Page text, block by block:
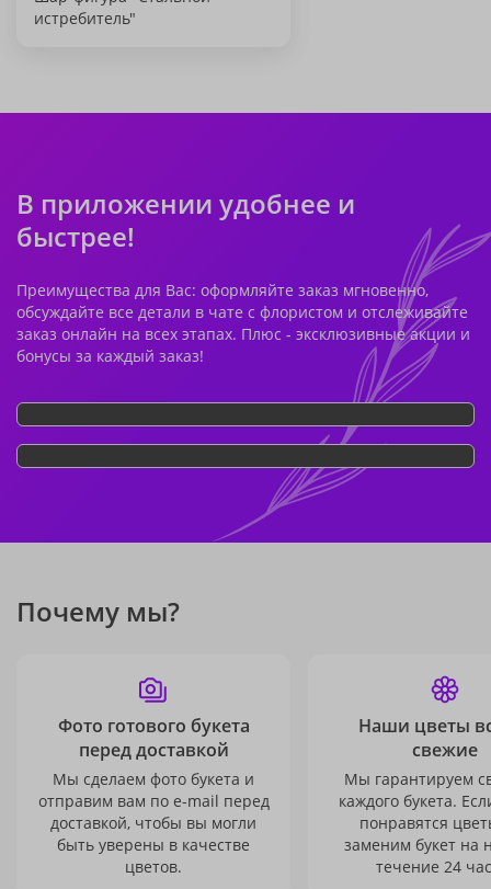
истребитель"
В приложении удобнее и
быстрее!
Преимущества для Вас: оформляйте заказ мгновенно,
обсуждайте все детали в чате с флористом и отслеживайте
заказ онлайн на всех этапах. Плюс - эксклюзивные акции и
бонусы за каждый заказ!
Почему мы?
Фото готового букета
перед доставкой
Мы сделаем фото букета и
отправим вам по e-mail перед
доставкой, чтобы вы могли
быть уверены в качестве
цветов.
Наши цветы
свежие
Мы гарантируем
каждого букета.
понравятся
заменим букет на
течение 24